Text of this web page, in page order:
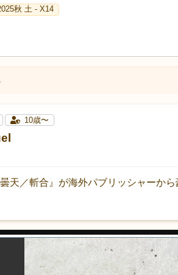
秋 土 - X14
10歳〜
天／斬合』が海外パブリッシャーか